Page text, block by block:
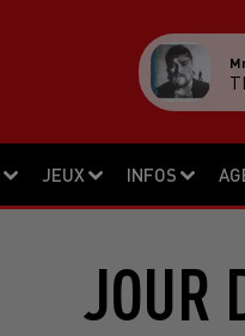
JEUX INFOS
JOUR